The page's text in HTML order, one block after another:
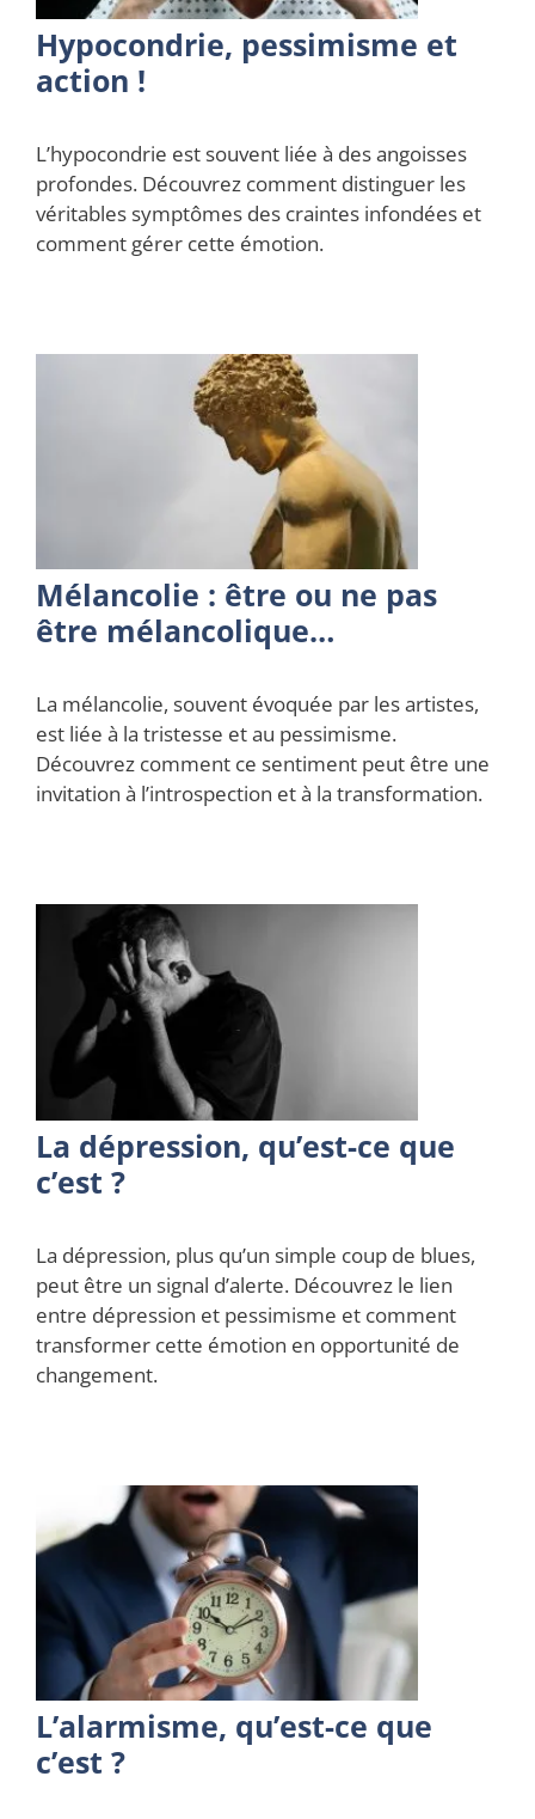
Hypocondrie, pessimisme et
action !
L’hypocondrie est souvent liée à des angoisses
profondes. Découvrez comment distinguer les
véritables symptômes des craintes infondées et
comment gérer cette émotion.
Mélancolie : être ou ne pas
être mélancolique…
La mélancolie, souvent évoquée par les artistes,
est liée à la tristesse et au pessimisme.
Découvrez comment ce sentiment peut être une
invitation à l’introspection et à la transformation.
La dépression, qu’est-ce que
c’est ?
La dépression, plus qu’un simple coup de blues,
peut être un signal d’alerte. Découvrez le lien
entre dépression et pessimisme et comment
transformer cette émotion en opportunité de
changement.
L’alarmisme, qu’est-ce que
c’est ?